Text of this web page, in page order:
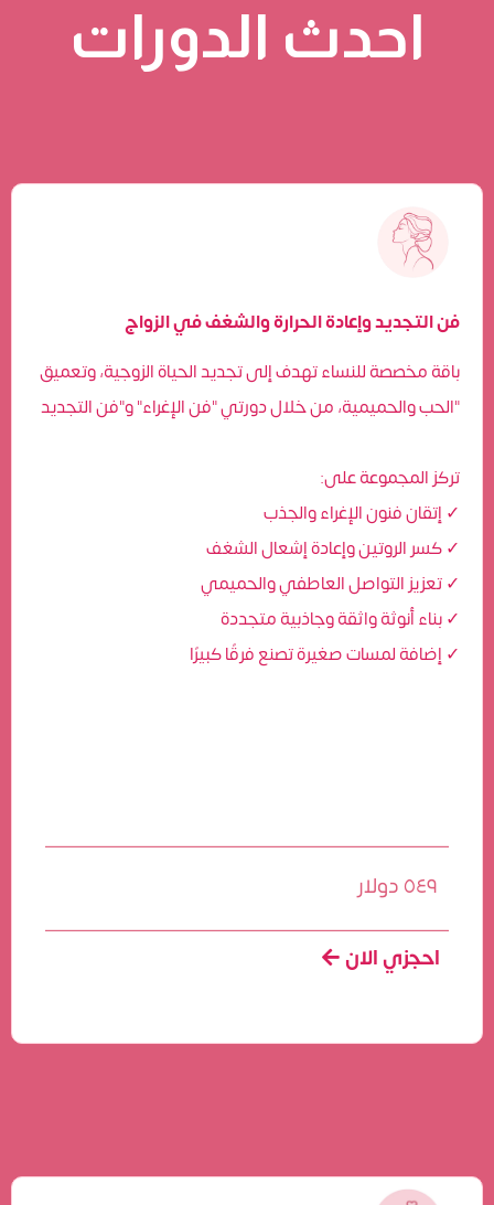
احدث الدورات
فن التجديد وإعادة الحرارة والشغف في الزواج
باقة مخصصة للنساء تهدف إلى تجديد الحياة الزوجية، وتعميق
الحب والحميمية، من خلال دورتي "فن الإغراء" و"فن التجديد"
:تركز المجموعة على
إتقان فنون الإغراء والجذب ✓
كسر الروتين وإعادة إشعال الشغف ✓
تعزيز التواصل العاطفي والحميمي ✓
بناء أنوثة واثقة وجاذبية متجددة ✓
إضافة لمسات صغيرة تصنع فرقًا كبيرًا ✓
٥٤٩ دولار
احجزي الان